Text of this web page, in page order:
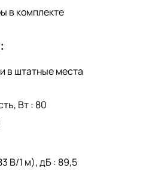
в комплекте
в штатные места
Вт : 80
В/1 м), дБ : 89,5